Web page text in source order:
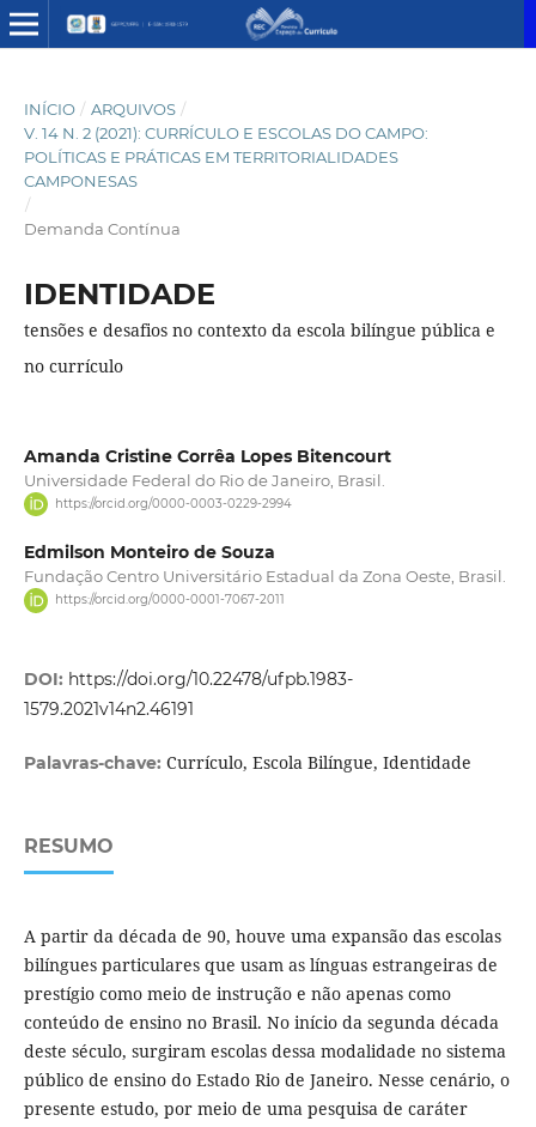
INÍCIO / ARQUIVOS /
V. 14 N. 2 (2021): CURRÍCULO E ESCOLAS DO CAMPO:
POLÍTICAS E PRÁTICAS EM TERRITORIALIDADES
CAMPONESAS
/
Demanda Contínua
IDENTIDADE
tensões e desafios no contexto da escola bilíngue pública e
no currículo
Amanda Cristine Corrêa Lopes Bitencourt
Universidade Federal do Rio de Janeiro, Brasil.
https://orcid.org/0000-0003-0229-2994
Edmilson Monteiro de Souza
Fundação Centro Universitário Estadual da Zona Oeste, Brasil.
https://orcid.org/0000-0001-7067-2011
DOI: https://doi.org/10.22478/ufpb.1983-
1579.2021v14n2.46191
Palavras-chave: Currículo, Escola Bilíngue, Identidade
RESUMO
A partir da década de 90, houve uma expansão das escolas
bilíngues particulares que usam as línguas estrangeiras de
prestígio como meio de instrução e não apenas como
conteúdo de ensino no Brasil. No início da segunda década
deste século, surgiram escolas dessa modalidade no sistema
público de ensino do Estado Rio de Janeiro. Nesse cenário, o
presente estudo, por meio de uma pesquisa de caráter